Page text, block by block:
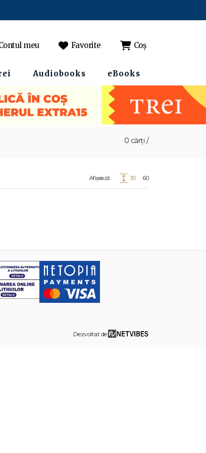
meu Favorite Coș
Audiobooks eBooks
0 cărți /
Afișează: 30 60
Dezvoltat de: